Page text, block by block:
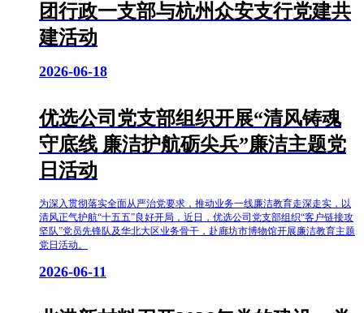
团行政一支部与杭州众安支行党建共
建活动
2026-06-18
优选公司党支部组织开展“清风铸魂
守底线 廉洁护航砺尖兵”廉洁主题党
日活动
为深入贯彻落实全面从严治党要求，推动业务一线廉洁教育走深走实，以
清风正气护航“十五五”良好开局，近日，优选公司党支部组织“客户链接攻
坚队”党员先锋队及华北大区业务骨干，赴廊坊市博物馆开展廉洁教育主题
党日活动。
2026-06-11